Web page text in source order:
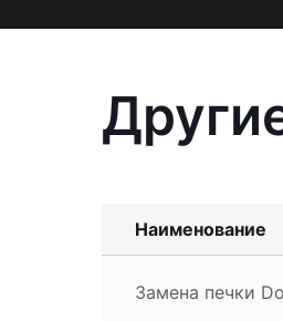
Наименование
Замена печки